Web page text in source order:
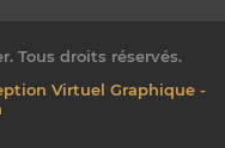
Tous droits réservés.
Virtuel Graphique -